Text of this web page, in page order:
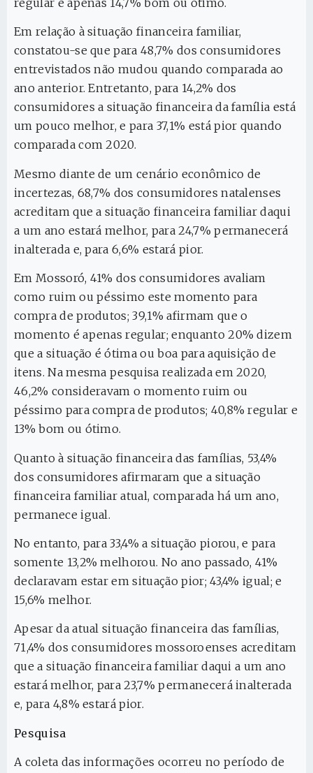
regular e apenas 14,7% bom ou ótimo.
Em relação à situação financeira familiar,
constatou-se que para 48,7% dos consumidores
entrevistados não mudou quando comparada ao
ano anterior. Entretanto, para 14,2% dos
consumidores a situação financeira da família está
um pouco melhor, e para 37,1% está pior quando
comparada com 2020.
Mesmo diante de um cenário econômico de
incertezas, 68,7% dos consumidores natalenses
acreditam que a situação financeira familiar daqui
a um ano estará melhor, para 24,7% permanecerá
inalterada e, para 6,6% estará pior.
Em Mossoró, 41% dos consumidores avaliam
como ruim ou péssimo este momento para
compra de produtos; 39,1% afirmam que o
momento é apenas regular; enquanto 20% dizem
que a situação é ótima ou boa para aquisição de
itens. Na mesma pesquisa realizada em 2020,
46,2% consideravam o momento ruim ou
péssimo para compra de produtos; 40,8% regular e
13% bom ou ótimo.
Quanto à situação financeira das famílias, 53,4%
dos consumidores afirmaram que a situação
financeira familiar atual, comparada há um ano,
permanece igual.
No entanto, para 33,4% a situação piorou, e para
somente 13,2% melhorou. No ano passado, 41%
declaravam estar em situação pior; 43,4% igual; e
15,6% melhor.
Apesar da atual situação financeira das famílias,
71,4% dos consumidores mossoroenses acreditam
que a situação financeira familiar daqui a um ano
estará melhor, para 23,7% permanecerá inalterada
e, para 4,8% estará pior.
Pesquisa
A coleta das informações ocorreu no período de